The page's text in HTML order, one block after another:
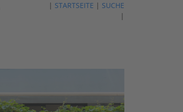
| STARTSEITE | SUCHE
|